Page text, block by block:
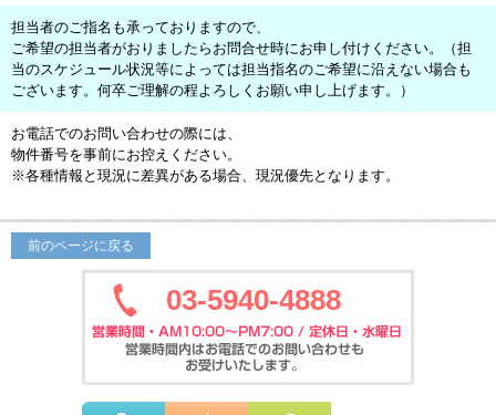
担当者のご指名も承っておりますので、
ご希望の担当者がおりましたらお問合せ時にお申し付けください。（担
当のスケジュール状況等によっては担当指名のご希望に沿えない場合も
ございます。何卒ご理解の程よろしくお願い申し上げます。）
お電話でのお問い合わせの際には、
物件番号を事前にお控えください。
※各種情報と現況に差異がある場合、現況優先となります。
前のページに戻る
03-5940-4888